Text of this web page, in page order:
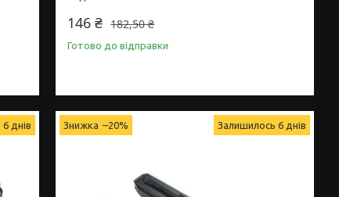
182,50 ₴
146 ₴
Готово до відправки
днів –20% Залишилось 6 днів